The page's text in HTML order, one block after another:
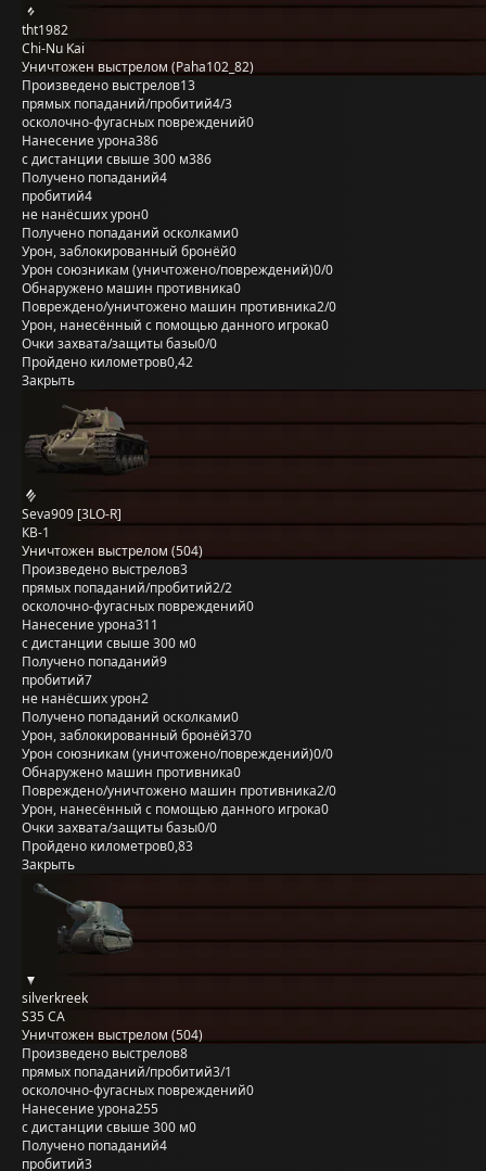
tht1982
Chi-Nu Kai
Уничтожен выстрелом (Paha102_82)
Произведено выстрелов13
прямых попаданий/пробитий4/3
осколочно-фугасных повреждений0
Нанесение урона386
с дистанции свыше 300 м386
Получено попаданий4
пробитий4
не нанёсших урон0
Получено попаданий осколками0
Урон, заблокированный бронёй0
Урон союзникам (уничтожено/повреждений)0/0
Обнаружено машин противника0
Повреждено/уничтожено машин противника2/0
Урон, нанесённый с помощью данного игрока0
Очки захвата/защиты базы0/0
Пройдено километров0,42
Закрыть
Seva909 [3LO-R]
КВ-1
Уничтожен выстрелом (504)
Произведено выстрелов3
прямых попаданий/пробитий2/2
осколочно-фугасных повреждений0
Нанесение урона311
с дистанции свыше 300 м0
Получено попаданий9
пробитий7
не нанёсших урон2
Получено попаданий осколками0
Урон, заблокированный бронёй370
Урон союзникам (уничтожено/повреждений)0/0
Обнаружено машин противника0
Повреждено/уничтожено машин противника2/0
Урон, нанесённый с помощью данного игрока0
Очки захвата/защиты базы0/0
Пройдено километров0,83
Закрыть
silverkreek
S35 CA
Уничтожен выстрелом (504)
Произведено выстрелов8
прямых попаданий/пробитий3/1
осколочно-фугасных повреждений0
Нанесение урона255
с дистанции свыше 300 м0
Получено попаданий4
пробитий3